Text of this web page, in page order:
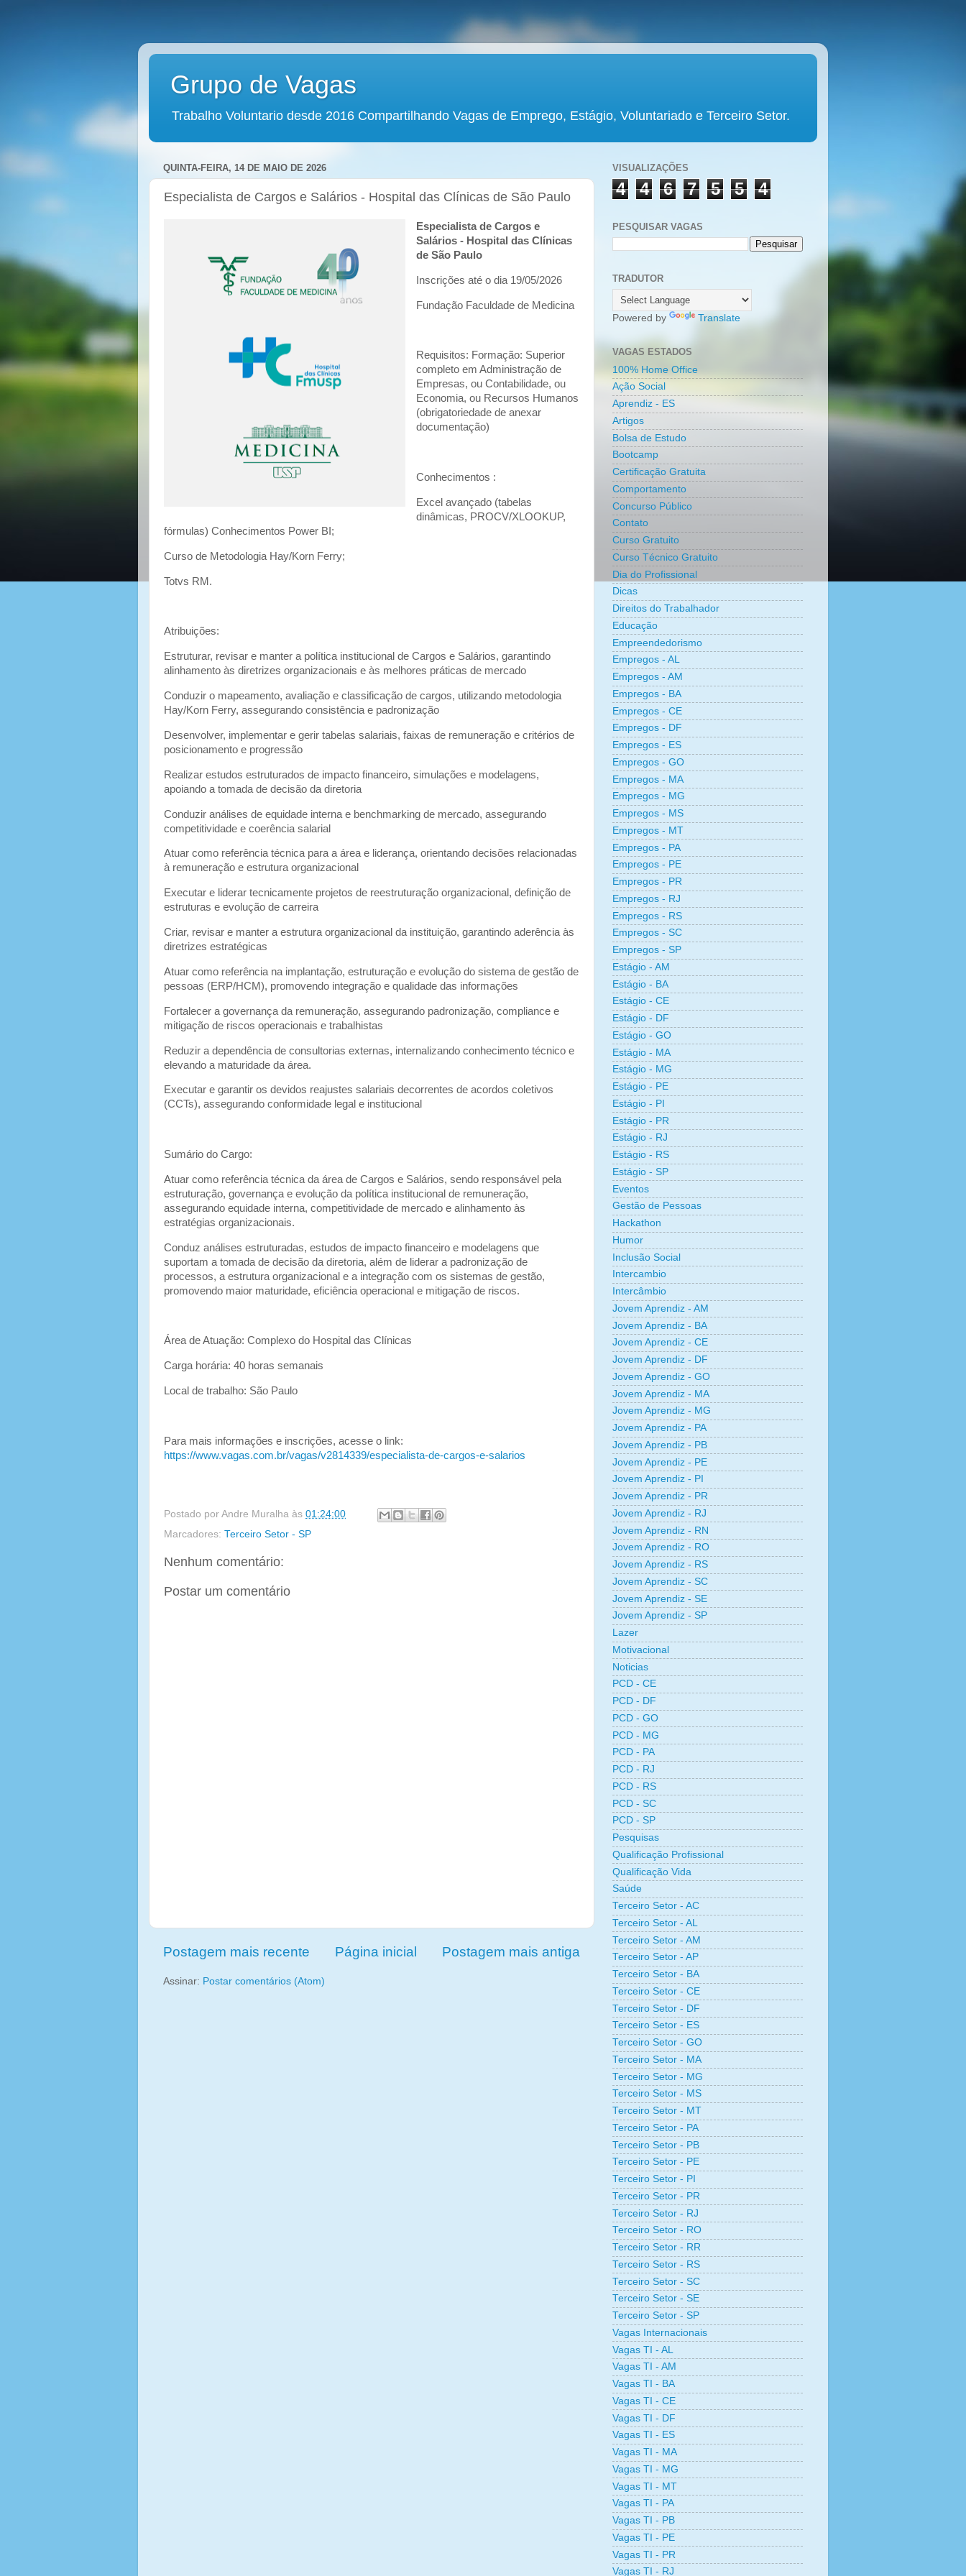
Grupo de Vagas
Trabalho Voluntario desde 2016 Compartilhando Vagas de Emprego, Estágio, Voluntariado e Terceiro Setor.
QUINTA-FEIRA, 14 DE MAIO DE 2026
Especialista de Cargos e Salários - Hospital das Clínicas de São Paulo
Especialista de Cargos e
Salários - Hospital das Clínicas
de São Paulo
Inscrições até o dia 19/05/2026
Fundação Faculdade de Medicina
Requisitos: Formação: Superior
completo em Administração de
Empresas, ou Contabilidade, ou
Economia, ou Recursos Humanos
(obrigatoriedade de anexar
documentação)
Conhecimentos :
Excel avançado (tabelas
dinâmicas, PROCV/XLOOKUP,
fórmulas) Conhecimentos Power BI;
Curso de Metodologia Hay/Korn Ferry;
Totvs RM.
Atribuições:
Estruturar, revisar e manter a política institucional de Cargos e Salários, garantindo
alinhamento às diretrizes organizacionais e às melhores práticas de mercado
Conduzir o mapeamento, avaliação e classificação de cargos, utilizando metodologia
Hay/Korn Ferry, assegurando consistência e padronização
Desenvolver, implementar e gerir tabelas salariais, faixas de remuneração e critérios de
posicionamento e progressão
Realizar estudos estruturados de impacto financeiro, simulações e modelagens,
apoiando a tomada de decisão da diretoria
Conduzir análises de equidade interna e benchmarking de mercado, assegurando
competitividade e coerência salarial
Atuar como referência técnica para a área e liderança, orientando decisões relacionadas
à remuneração e estrutura organizacional
Executar e liderar tecnicamente projetos de reestruturação organizacional, definição de
estruturas e evolução de carreira
Criar, revisar e manter a estrutura organizacional da instituição, garantindo aderência às
diretrizes estratégicas
Atuar como referência na implantação, estruturação e evolução do sistema de gestão de
pessoas (ERP/HCM), promovendo integração e qualidade das informações
Fortalecer a governança da remuneração, assegurando padronização, compliance e
mitigação de riscos operacionais e trabalhistas
Reduzir a dependência de consultorias externas, internalizando conhecimento técnico e
elevando a maturidade da área.
Executar e garantir os devidos reajustes salariais decorrentes de acordos coletivos
(CCTs), assegurando conformidade legal e institucional
Sumário do Cargo:
Atuar como referência técnica da área de Cargos e Salários, sendo responsável pela
estruturação, governança e evolução da política institucional de remuneração,
assegurando equidade interna, competitividade de mercado e alinhamento às
estratégias organizacionais.
Conduz análises estruturadas, estudos de impacto financeiro e modelagens que
suportam a tomada de decisão da diretoria, além de liderar a padronização de
processos, a estrutura organizacional e a integração com os sistemas de gestão,
promovendo maior maturidade, eficiência operacional e mitigação de riscos.
Área de Atuação: Complexo do Hospital das Clínicas
Carga horária: 40 horas semanais
Local de trabalho: São Paulo
Para mais informações e inscrições, acesse o link:
https://www.vagas.com.br/vagas/v2814339/especialista-de-cargos-e-salarios
Postado por Andre Muralha às 01:24:00
Marcadores: Terceiro Setor - SP
Nenhum comentário:
Postar um comentário
Postagem mais recente Postagem mais antiga
Página inicial
Assinar: Postar comentários (Atom)
VISUALIZAÇÕES
4 4 6 7 5 5 4
PESQUISAR VAGAS
TRADUTOR
Powered by Translate
VAGAS ESTADOS
100% Home Office
Ação Social
Aprendiz - ES
Artigos
Bolsa de Estudo
Bootcamp
Certificação Gratuita
Comportamento
Concurso Público
Contato
Curso Gratuito
Curso Técnico Gratuito
Dia do Profissional
Dicas
Direitos do Trabalhador
Educação
Empreendedorismo
Empregos - AL
Empregos - AM
Empregos - BA
Empregos - CE
Empregos - DF
Empregos - ES
Empregos - GO
Empregos - MA
Empregos - MG
Empregos - MS
Empregos - MT
Empregos - PA
Empregos - PE
Empregos - PR
Empregos - RJ
Empregos - RS
Empregos - SC
Empregos - SP
Estágio - AM
Estágio - BA
Estágio - CE
Estágio - DF
Estágio - GO
Estágio - MA
Estágio - MG
Estágio - PE
Estágio - PI
Estágio - PR
Estágio - RJ
Estágio - RS
Estágio - SP
Eventos
Gestão de Pessoas
Hackathon
Humor
Inclusão Social
Intercambio
Intercâmbio
Jovem Aprendiz - AM
Jovem Aprendiz - BA
Jovem Aprendiz - CE
Jovem Aprendiz - DF
Jovem Aprendiz - GO
Jovem Aprendiz - MA
Jovem Aprendiz - MG
Jovem Aprendiz - PA
Jovem Aprendiz - PB
Jovem Aprendiz - PE
Jovem Aprendiz - PI
Jovem Aprendiz - PR
Jovem Aprendiz - RJ
Jovem Aprendiz - RN
Jovem Aprendiz - RO
Jovem Aprendiz - RS
Jovem Aprendiz - SC
Jovem Aprendiz - SE
Jovem Aprendiz - SP
Lazer
Motivacional
Noticias
PCD - CE
PCD - DF
PCD - GO
PCD - MG
PCD - PA
PCD - RJ
PCD - RS
PCD - SC
PCD - SP
Pesquisas
Qualificação Profissional
Qualificação Vida
Saúde
Terceiro Setor - AC
Terceiro Setor - AL
Terceiro Setor - AM
Terceiro Setor - AP
Terceiro Setor - BA
Terceiro Setor - CE
Terceiro Setor - DF
Terceiro Setor - ES
Terceiro Setor - GO
Terceiro Setor - MA
Terceiro Setor - MG
Terceiro Setor - MS
Terceiro Setor - MT
Terceiro Setor - PA
Terceiro Setor - PB
Terceiro Setor - PE
Terceiro Setor - PI
Terceiro Setor - PR
Terceiro Setor - RJ
Terceiro Setor - RO
Terceiro Setor - RR
Terceiro Setor - RS
Terceiro Setor - SC
Terceiro Setor - SE
Terceiro Setor - SP
Vagas Internacionais
Vagas TI - AL
Vagas TI - AM
Vagas TI - BA
Vagas TI - CE
Vagas TI - DF
Vagas TI - ES
Vagas TI - MA
Vagas TI - MG
Vagas TI - MT
Vagas TI - PA
Vagas TI - PB
Vagas TI - PE
Vagas TI - PR
Vagas TI - RJ